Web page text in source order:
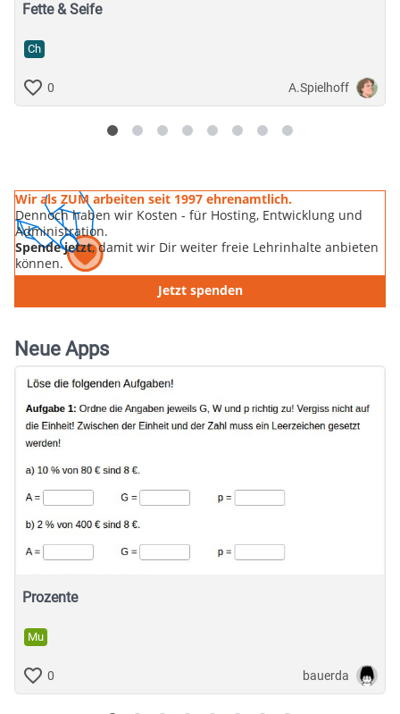
Fette & Seife
Ch
0 A.Spielhoff
Wir als ZUM arbeiten seit 1997 ehrenamtlich.
Dennoch haben wir Kosten - für Hosting, Entwicklung und
Administration.
Spende jetzt, damit wir Dir weiter freie Lehrinhalte anbieten
können.
Jetzt spenden
Neue Apps
Prozente
Mu
0 bauerda